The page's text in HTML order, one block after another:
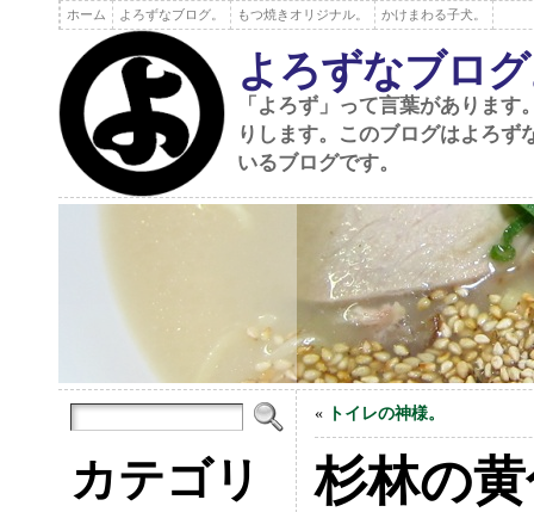
ホーム よろずなブログ。 もつ焼きオリジナル。 かけまわる子犬。
よろずなブロ
「よろず」って言葉がありま
りします。このブログはよろず
いるブログです。
カテゴリ
« トイレの神様。
杉林の